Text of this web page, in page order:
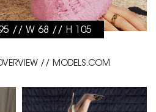
// W 68 // H 105
// MODELS.COM